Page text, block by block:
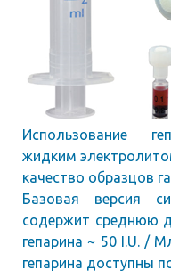
Использование
жидким
качество образцов
Базовая версия
содержит среднюю
гепарина ~ 50 I.U. /
гепарина доступны